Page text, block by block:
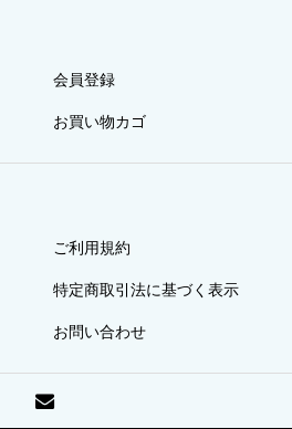
会員登録
お買い物カゴ
ご利用規約
特定商取引法に基づく表示
お問い合わせ